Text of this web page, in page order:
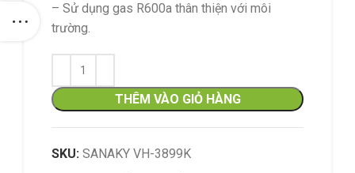
– Sử dụng gas R600a thân thiện với môi
trường.
THÊM VÀO GIỎ HÀNG
SKU: SANAKY VH-3899K